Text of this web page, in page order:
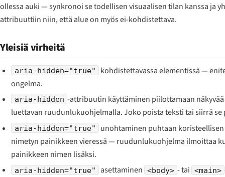
ollessa auki — synkronoi se todellisen visuaalisen tilan kanssa ja
attribuuttiin niin, että alue on myös ei-kohdistettava.
Yleisiä virheitä
aria-hidden="true"
kohdistettavassa elementissä —
ongelma.
aria-hidden -attribuutin käyttäminen piilottamaan
luettavan ruudunlukuohjelmalla. Joko poista teksti tai siirrä se
aria-hidden="true"
unohtaminen puhtaan
nimetyn painikkeen vieressä — ruudunlukuohjelma ilmoittaa
painikkeen nimen lisäksi.
aria-hidden="true" asettaminen <body> - tai <main>